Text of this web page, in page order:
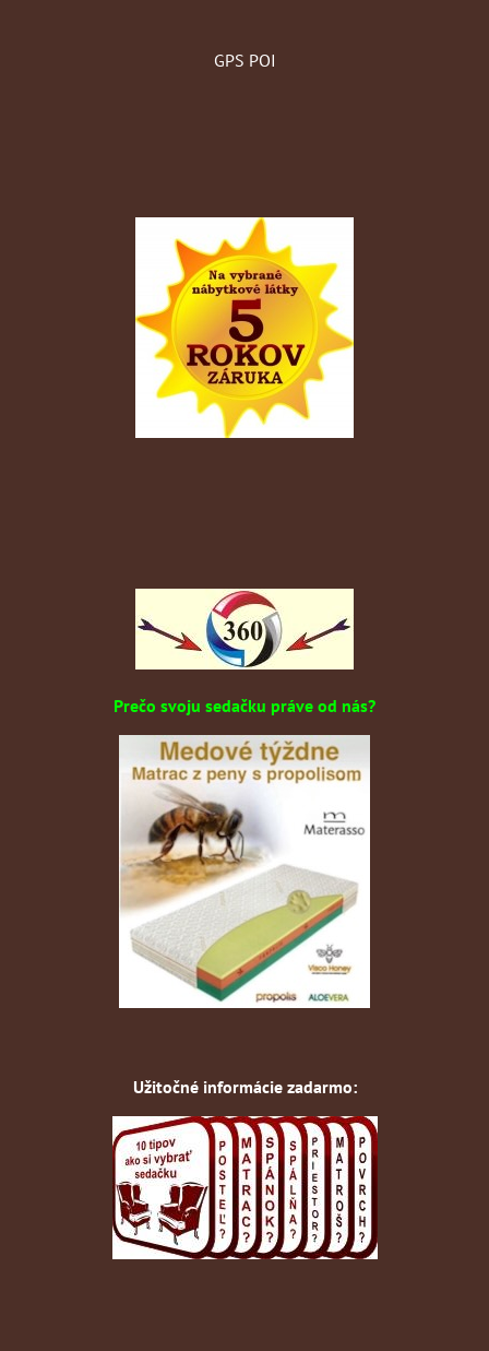
GPS POI
Prečo svoju sedačku práve od nás?
Užitočné informácie zadarmo: